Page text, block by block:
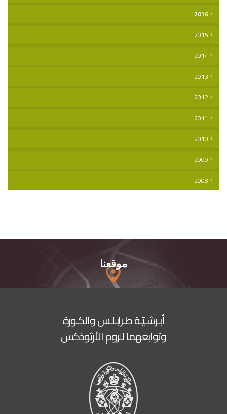
2016
2015
2014
2013
2012
2011
2010
2009
2008
موقعنا
أبـرشـيّـة طـرابـلـس والكـورة
وتوابعهما للروم الأرثوذكس